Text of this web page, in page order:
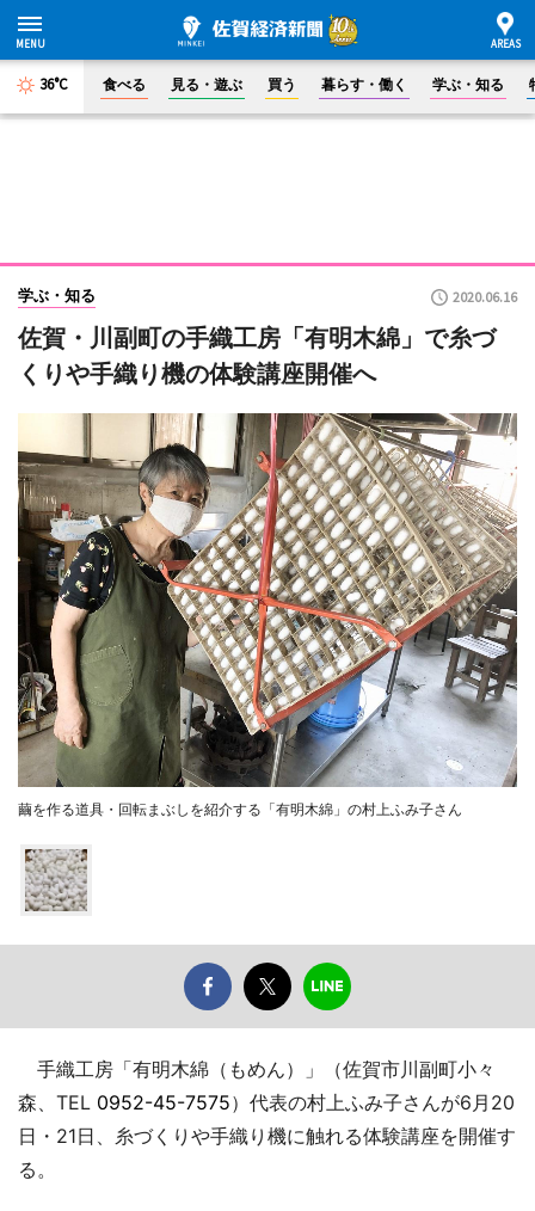
36°C 食べる 見る・遊ぶ 買う 暮らす・働く 学ぶ・知る
学ぶ・知る 2020.06.16
佐賀・川副町の手織工房「有明木綿」で糸づ
くりや手織り機の体験講座開催へ
繭を作る道具・回転まぶしを紹介する「有明木綿」の村上ふみ子さん
手織工房「有明木綿（もめん）」（佐賀市川副町小々
森、TEL 0952-45-7575）代表の村上ふみ子さんが6月20
日・21日、糸づくりや手織り機に触れる体験講座を開催す
る。